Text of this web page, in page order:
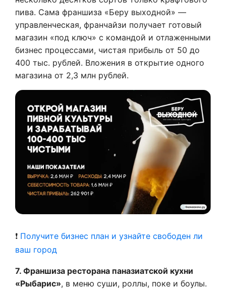
пива. Сама франшиза «Беру выходной» —
управленческая, франчайзи получает готовый
магазин «под ключ» с командой и отлаженными
бизнес процессами, чистая прибыль от 50 до
400 тыс. рублей. Вложения в открытие одного
магазина от 2,3 млн рублей.
❗ Получите бизнес план и узнайте свободен ли
ваш город
7. Франшиза ресторана паназиатской кухни
«Рыбарис», в меню суши, роллы, поке и боулы.